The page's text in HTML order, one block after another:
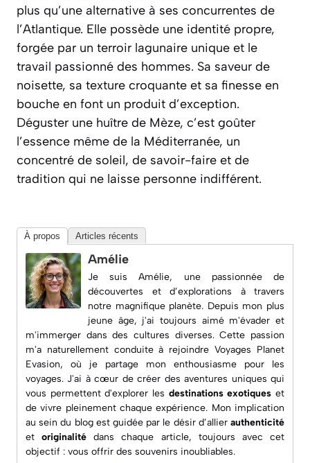
plus qu’une alternative à ses concurrentes de
l’Atlantique. Elle possède une identité propre,
forgée par un terroir lagunaire unique et le
travail passionné des hommes. Sa saveur de
noisette, sa texture croquante et sa finesse en
bouche en font un produit d’exception.
Déguster une huître de Mèze, c’est goûter
l’essence même de la Méditerranée, un
concentré de soleil, de savoir-faire et de
tradition qui ne laisse personne indifférent.
À propos Articles récents
Amélie
Je suis Amélie, une passionnée de
découvertes et d’explorations à travers
notre magnifique planète. Depuis mon plus
jeune âge, j'ai toujours aimé m'évader et
m'immerger dans des cultures diverses. Cette passion
m'a naturellement conduite à rejoindreVoyages Planet
Evasion, où je partage mon enthousiasme pour les
voyages. J'ai à cœur de créer des aventures uniques qui
vous permettent d'explorer les destinations exotiques et
de vivre pleinement chaque expérience. Mon implication
au sein du blog est guidée par le désir d’allier authenticité
etoriginalité dans chaque article, toujours avec cet
objectif : vous offrir des souvenirs inoubliables.